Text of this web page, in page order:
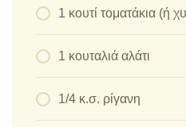
1 κουτί τοματάκια (ή
1 κουταλιά αλάτι
1/4 κ.σ. ρίγανη